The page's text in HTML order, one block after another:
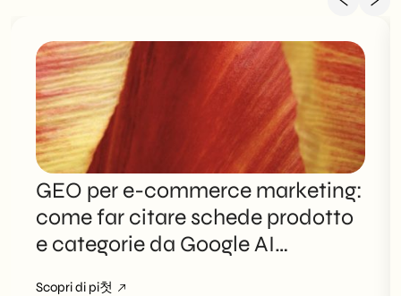
GEO per e-commerce marketing:
come far citare schede prodotto
e categorie da Google AI
Scopri di pi첫